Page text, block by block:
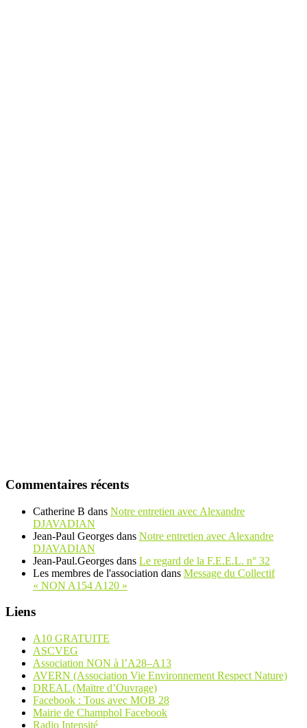
Commentaires récents
Catherine B dans Notre entretien avec Alexandre
DJAVADIAN
Jean-Paul Georges dans Notre entretien avec Alexandre
DJAVADIAN
Jean-Paul.Georges dans Le regard de la F.E.E.L. n° 32
Les membres de l'association dans Message du Collectif
« NON A154 A120 »
Liens
A10 GRATUITE
ASCVEG
Association NON à l’A28–A13
AVERN (Association Vie Environnement Respect Nature)
DREAL (Maïtre d’Ouvrage)
Facebook : Tous avec MOB 28
Mairie de Champhol Facebook
Radio Intensité